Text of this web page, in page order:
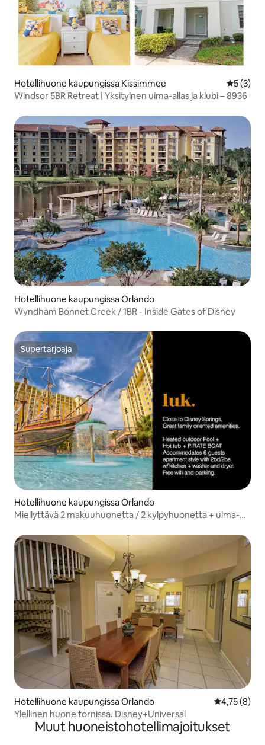
Hotellihuone kaupungissa Kissimmee
5 (3)
Windsor 5BR Retreat | Yksityinen uima-allas ja klubi – 8936
Hotellihuone kaupungissa Orlando
Wyndham Bonnet Creek / 1BR - Inside Gates of Disney
Supertarjoaja
Supertarjoaja
Hotellihuone kaupungissa Orlando
Miellyttävä 2 makuuhuonetta / 2 kylpyhuonetta + uima-
Hotellihuone kaupungissa Orlando
4,75 (8)
Ylellinen huone tornissa. Disney+Universal
Muut huoneistohotellimajoitukset